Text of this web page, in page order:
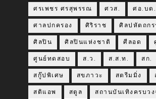
ศรเพชร ศรสุพรรณ ศวส. ศอ.บต.
ศาลปกครอง ศิริราช ศิลปหัตถกร
ศิลปิน ศิลปินแห่งชาติ ศีลอด
ศูนย์ทดสอบ ส.ว. ส.ส.ท. สก.
สกู๊ปพิเศษ สขภาวะ สตรีมมิ่ง
สติแอพ สตูล สถานบันเทิงครบวง